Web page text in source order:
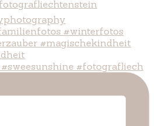
#sweesunshine #fotografliech